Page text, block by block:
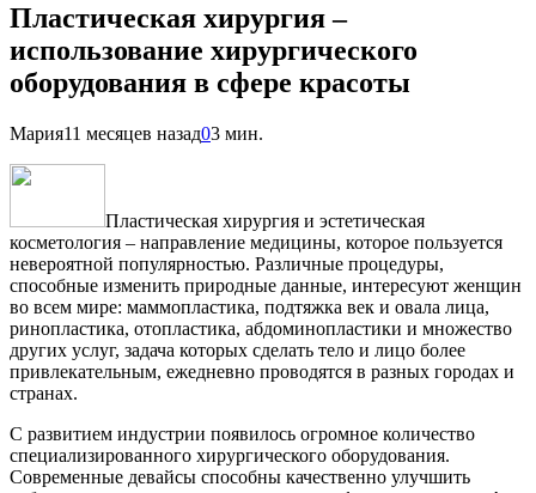
Пластическая хирургия –
использование хирургического
оборудования в сфере красоты
Мария11 месяцев назад03 мин.
Пластическая хирургия и эстетическая
косметология – направление медицины, которое пользуется
невероятной популярностью. Различные процедуры,
способные изменить природные данные, интересуют женщин
во всем мире: маммопластика, подтяжка век и овала лица,
ринопластика, отопластика, абдоминопластики и множество
других услуг, задача которых сделать тело и лицо более
привлекательным, ежедневно проводятся в разных городах и
странах.
С развитием индустрии появилось огромное количество
специализированного хирургического оборудования.
Современные девайсы способны качественно улучшить